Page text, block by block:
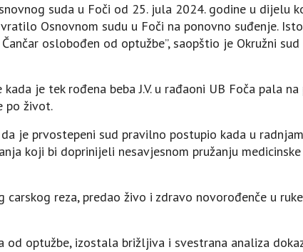
suda u Foči od 25. jula 2024. godine u dijelu
Osnovnom sudu u Foči na ponovno suđenje.
oslobođen od optužbe”, saopštio je Okružni sud
je tek rođena beba J.V. u rađaoni UB Foča pala na
po život.
je prvostepeni sud pravilno postupio kada u
koji bi doprinijeli nesavjesnom pružanju
reza, predao živo i zdravo novorođenče u
optužbe, izostala brižljiva i svestrana analiza